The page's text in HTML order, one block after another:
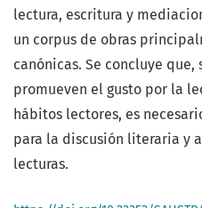
lectura, escritura y
un corpus de obras
canónicas. Se concluye
promueven el gusto por la
hábitos lectores, es
para la discusión literaria y
lecturas.